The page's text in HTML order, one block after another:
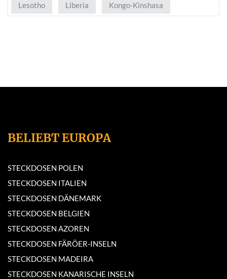
Lesotho Liberia Kongo-Kinshasa
BELIEBT EUROPA
STECKDOSEN POLEN
STECKDOSEN ITALIEN
STECKDOSEN DÄNEMARK
STECKDOSEN BELGIEN
STECKDOSEN AZOREN
STECKDOSEN FÄRÖER-INSELN
STECKDOSEN MADEIRA
STECKDOSEN KANARISCHE INSELN